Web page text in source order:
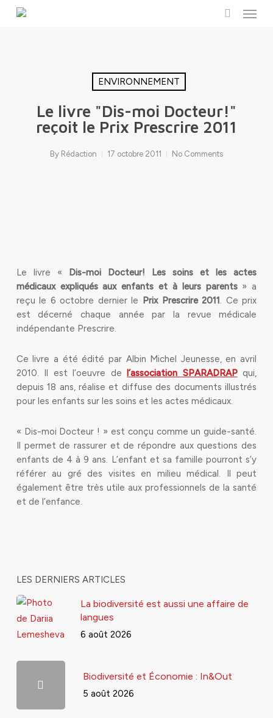
Menu
ENVIRONNEMENT
Le livre "Dis-moi Docteur!"
reçoit le Prix Prescrire 2011
By Rédaction 17 octobre 2011 No Comments
Le livre «
Dis-moi Docteur! Les soins et les actes
médicaux expliqués aux enfants et à leurs parents» a
reçu le 6 octobre dernier le Prix Prescrire 2011. Ce prix
est décerné chaque année par la revue médicale
indépendante Prescrire.
Ce livre a été édité par Albin Michel Jeunesse, en avril
2010. Il est l’oeuvre del’association SPARADRAPqui,
depuis 18 ans, réalise et diffuse des documents illustrés
pour les enfants sur les soins et les actes médicaux.
« Dis-moi Docteur ! » est conçu comme un guide-santé.
Il permet de rassurer et de répondre aux questions des
enfants de 4 à 9 ans. L’enfant et sa famille pourront s’y
référer au gré des visites en milieu médical. Il peut
également être très utile aux professionnels de la santé
et de l’enfance.
LES DERNIERS ARTICLES
La biodiversité est aussi une affaire de
langues
6 août 2026
Biodiversité et Économie : In&Out
5 août 2026